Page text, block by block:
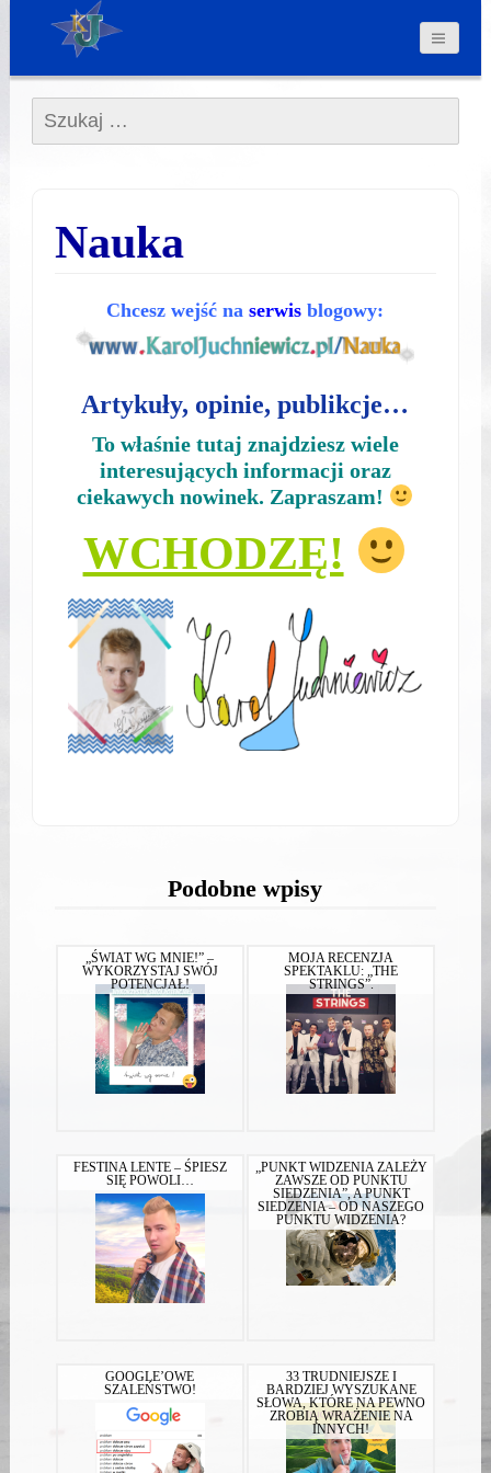
Szukaj:
Nauka
Chcesz wejść naserwis blogowy:
Artykuły, opinie, publikcje…
To właśnie tutaj znajdziesz wiele
interesujących informacji oraz
ciekawych nowinek. Zapraszam!
WCHODZĘ!
Podobne wpisy
„ŚWIAT WG MNIE!” –
WYKORZYSTAJ SWÓJ
POTENCJAŁ!
MOJA RECENZJA
SPEKTAKLU: „THE
STRINGS”.
FESTINA LENTE – ŚPIESZ
SIĘ POWOLI…
„PUNKT WIDZENIA ZALEŻY
ZAWSZE OD PUNKTU
SIEDZENIA”, A PUNKT
SIEDZENIA – OD NASZEGO
PUNKTU WIDZENIA?
GOOGLE’OWE
SZALEŃSTWO!
33 TRUDNIEJSZE I
BARDZIEJ WYSZUKANE
SŁOWA, KTÓRE NA PEWNO
ZROBIĄ WRAŻENIE NA
INNYCH!